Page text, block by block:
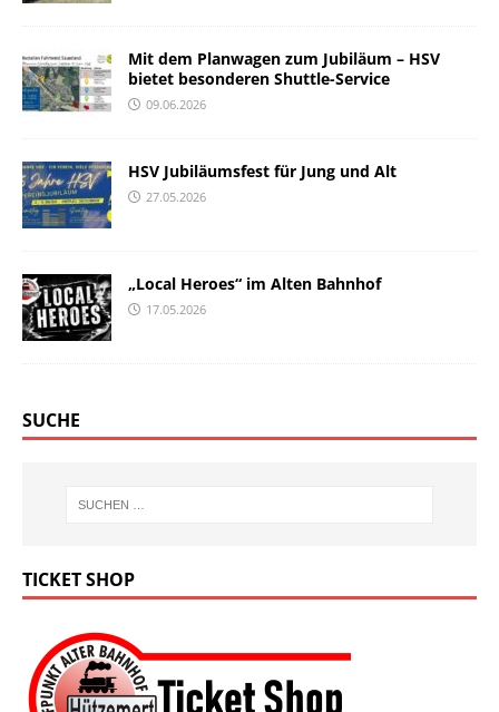
Mit dem Planwagen zum Jubiläum – HSV
bietet besonderen Shuttle-Service
09.06.2026
HSV Jubiläumsfest für Jung und Alt
27.05.2026
„Local Heroes“ im Alten Bahnhof
17.05.2026
SUCHE
TICKET SHOP